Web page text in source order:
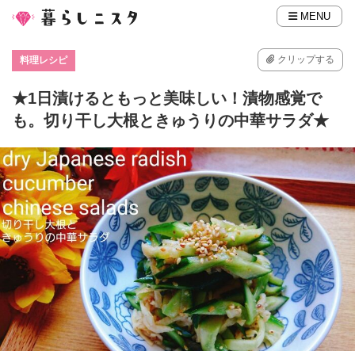
MENU
料理レシピ クリップする
★1日漬けるともっと美味しい！漬物感覚で
も。切り干し大根ときゅうりの中華サラダ★